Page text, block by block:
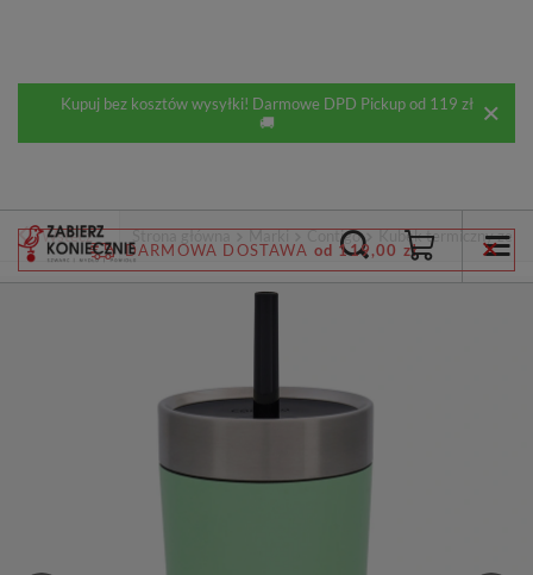
Kupuj bez kosztów wysyłki! Darmowe DPD Pickup od 119 zł
🚚
DARMOWA DOSTAWA od 119,00 zł
Wstecz Strona główna Marki Contigo Kubek termiczny ze